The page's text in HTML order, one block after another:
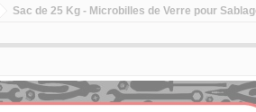
Sac de 25 Kg - Microbilles de Verre pour